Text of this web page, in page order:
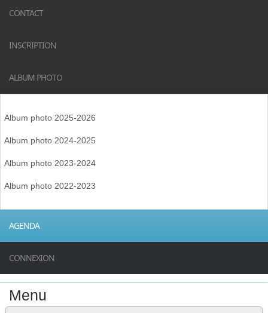
CONTACT
INSCRIPTION
ALBUM PHOTO
Album photo 2025-2026
Album photo 2024-2025
Album photo 2023-2024
Album photo 2022-2023
AGENDA
CONNEXION
Menu